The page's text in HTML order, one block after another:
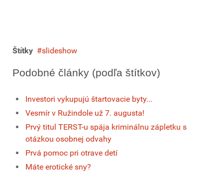
Štítky slideshow
Podobné články (podľa štítkov)
Investori vykupujú štartovacie byty...
Vesmír v Ružindole už 7. augusta!
Prvý titul TERST-u spája kriminálnu zápletku s
otázkou osobnej odvahy
Prvá pomoc pri otrave detí
Máte erotické sny?